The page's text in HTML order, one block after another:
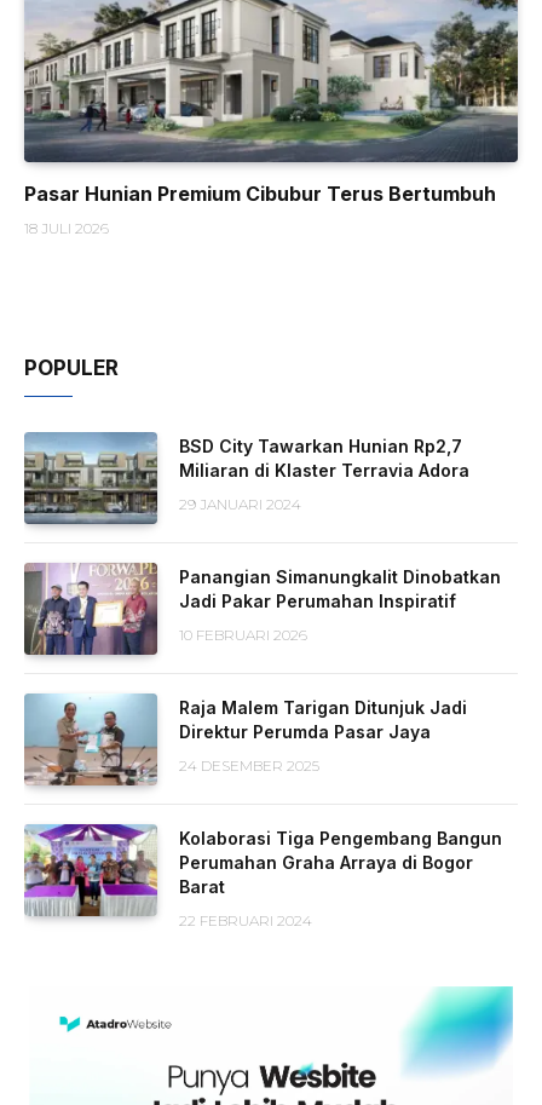
Pasar Hunian Premium Cibubur Terus Bertumbuh
18 JULI 2026
POPULER
BSD City Tawarkan Hunian Rp2,7
Miliaran di Klaster Terravia Adora
29 JANUARI 2024
Panangian Simanungkalit Dinobatkan
Jadi Pakar Perumahan Inspiratif
10 FEBRUARI 2026
Raja Malem Tarigan Ditunjuk Jadi
Direktur Perumda Pasar Jaya
24 DESEMBER 2025
Kolaborasi Tiga Pengembang Bangun
Perumahan Graha Arraya di Bogor
Barat
22 FEBRUARI 2024